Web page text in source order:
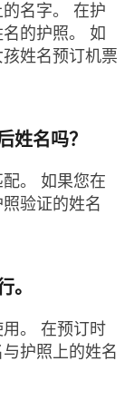
名字。 在护
的护照。 如
姓名预订机票
姓名吗？
。 如果您在
验证的姓名
。
。 在预订时
护照上的姓名